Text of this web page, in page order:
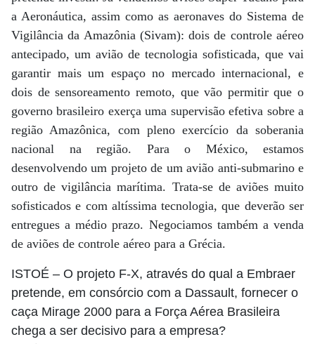
a Aeronáutica, assim como as aeronaves do Sistema de
Vigilância da Amazônia (Sivam): dois de controle aéreo
antecipado, um avião de tecnologia sofisticada, que vai
garantir mais um espaço no mercado internacional, e
dois de sensoreamento remoto, que vão permitir que o
governo brasileiro exerça uma supervisão efetiva sobre a
região Amazônica, com pleno exercício da soberania
nacional na região. Para o México, estamos
desenvolvendo um projeto de um avião anti-submarino e
outro de vigilância marítima. Trata-se de aviões muito
sofisticados e com altíssima tecnologia, que deverão ser
entregues a médio prazo. Negociamos também a venda
de aviões de controle aéreo para a Grécia.
ISTOÉ – O projeto F-X, através do qual a Embraer
pretende, em consórcio com a Dassault, fornecer o
caça Mirage 2000 para a Força Aérea Brasileira
chega a ser decisivo para a empresa?